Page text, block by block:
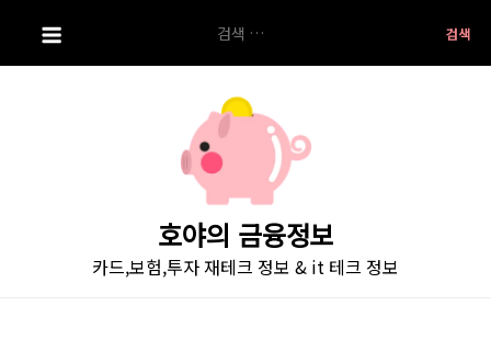
i
색:
호야의 금융정보
카드,보험,투자 재테크 정보 & it 테크 정보